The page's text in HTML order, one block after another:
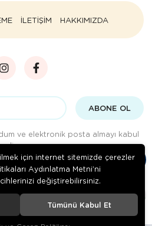
İLETİŞİM HAKKIMIZDA
ABONE OL
ve elektronik posta almayı kabul
ediyorum.
. Tüm hakları saklıdır.
için internet sitemizde çerezler
Aydınlatma Metni’ni
değiştirebilirsiniz.
Tümünü Kabul Et